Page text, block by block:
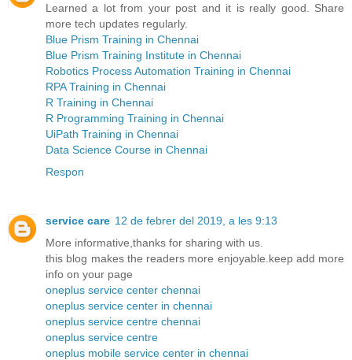
Learned a lot from your post and it is really good. Share
more tech updates regularly.
Blue Prism Training in Chennai
Blue Prism Training Institute in Chennai
Robotics Process Automation Training in Chennai
RPA Training in Chennai
R Training in Chennai
R Programming Training in Chennai
UiPath Training in Chennai
Data Science Course in Chennai
Respon
service care 12 de febrer del 2019, a les 9:13
More informative,thanks for sharing with us.
this blog makes the readers more enjoyable.keep add more
info on your page
oneplus service center chennai
oneplus service center in chennai
oneplus service centre chennai
oneplus service centre
oneplus mobile service center in chennai